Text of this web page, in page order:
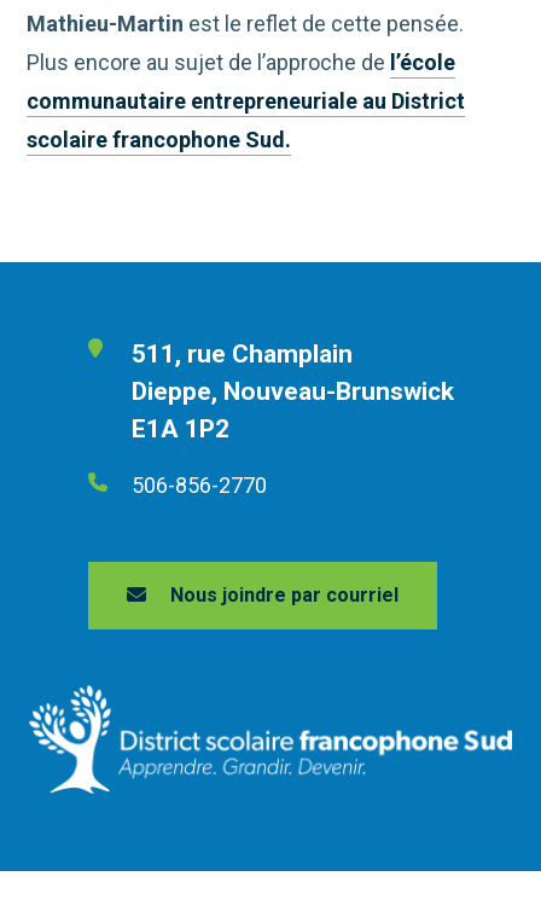
Mathieu-Martin est le reflet de cette pensée.
Plus encore au sujet de l’approche de l’école
communautaire entrepreneuriale au District
scolaire francophone Sud.
511, rue Champlain
Dieppe, Nouveau-Brunswick
E1A 1P2
506-856-2770
Nous joindre par courriel